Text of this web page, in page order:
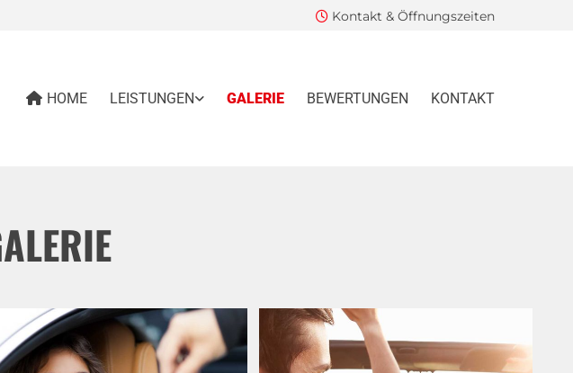
 Kontakt & Öffnungszeiten
HOME LEISTUNGEN GALERIE BEWERTUNGEN KONTAKT